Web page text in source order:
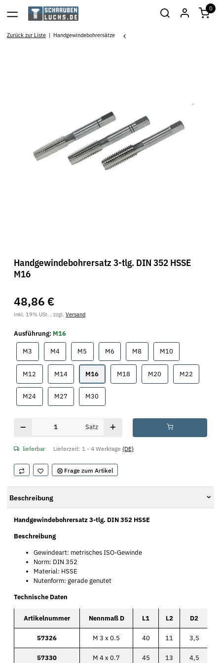
0
Zurück zur Liste Handgewindebohrersätze
Handgewindebohrersatz 3-tlg. DIN 352 HSSE
M16
48,86 €
inkl. 19% USt. , zzgl. Versand
Ausführung: M16
M3 M4M4 M5 M6M6 M8 M10M10
M12 M14M14 M16M16 M18M18 M20 M22M22
M24M24 M27M27 M30
Satz
lieferbar Lieferzeit: 1 - 4 Werktage (DE)
Frage zum Artikel
Beschreibung
Handgewindebohrersatz 3-tlg. DIN 352 HSSE
Beschreibung
Gewindeart: metrisches ISO-Gewinde
Norm: DIN 352
Material: HSSE
Nutenform: gerade genutet
Technische Daten
Artikelnummer Nennmaß D L1 L2 D2
57326 M 3 x 0.5 40 11 3,5
57330 M 4 x 0.7 45 13 4,5